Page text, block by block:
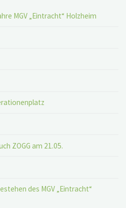
MGV „Eintracht“ Holzheim
ZOGG am 21.05.
des MGV „Eintracht“